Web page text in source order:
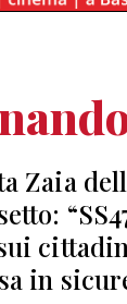
Zaia
in